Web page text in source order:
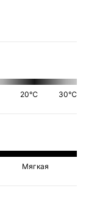
20℃ 30℃
Мягкая